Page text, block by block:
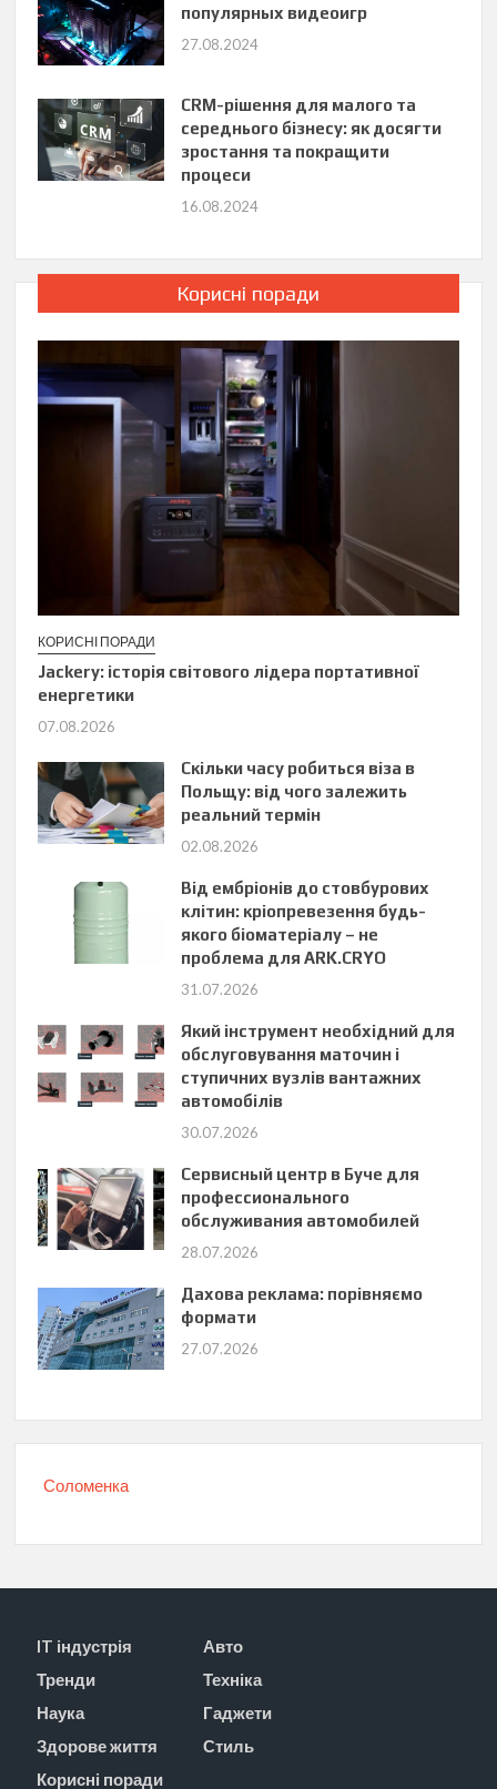
популярных видеоигр
27.08.2024
CRM-рішення для малого та
середнього бізнесу: як досягти
зростання та покращити
процеси
16.08.2024
Корисні поради
КОРИСНІ ПОРАДИ
Jackery: історія світового лідера портативної
енергетики
07.08.2026
Скільки часу робиться віза в
Польщу: від чого залежить
реальний термін
02.08.2026
Від ембріонів до стовбурових
клітин: кріопревезення будь-
якого біоматеріалу – не
проблема для ARK.CRYO
31.07.2026
Який інструмент необхідний для
обслуговування маточин і
ступичних вузлів вантажних
автомобілів
30.07.2026
Сервисный центр в Буче для
профессионального
обслуживания автомобилей
28.07.2026
Дахова реклама: порівняємо
формати
27.07.2026
Соломенка
IT індустрія
Авто
Тренди
Техніка
Наука
Гаджети
Здорове життя
Стиль
Корисні поради